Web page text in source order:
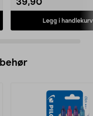
39,90
Legg i handlekurv